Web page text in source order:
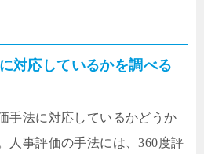
対応しているかを調べる
手法に対応しているかどうか
人事評価の手法には、360度評